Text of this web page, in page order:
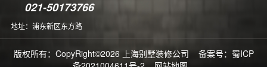
021-50173766
地址：浦东新区东方路
版权所有：CopyRight©2026 上海别墅装修公司 备案号： 蜀ICP